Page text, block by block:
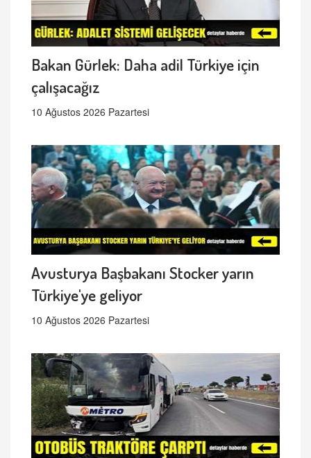
Bakan Gürlek: Daha adil Türkiye için
çalışacağız
10 Ağustos 2026 Pazartesi
Avusturya Başbakanı Stocker yarın
Türkiye'ye geliyor
10 Ağustos 2026 Pazartesi